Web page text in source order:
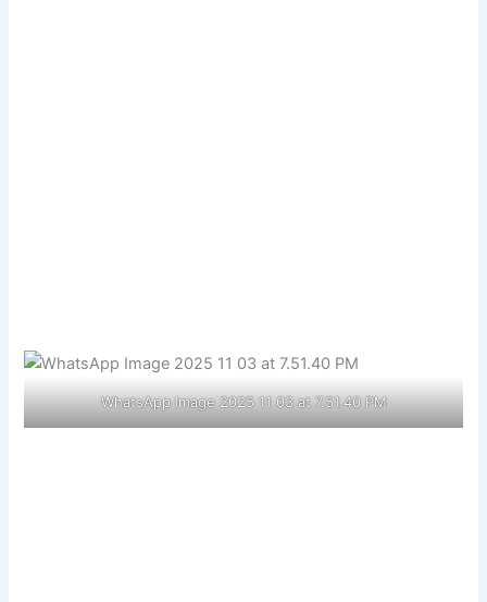
WhatsApp Image 2025 11 03 at 7.51.40 PM